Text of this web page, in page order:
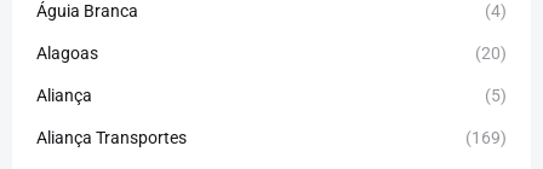
Águia Branca (4)
Alagoas (20)
Aliança (5)
Aliança Transportes (169)